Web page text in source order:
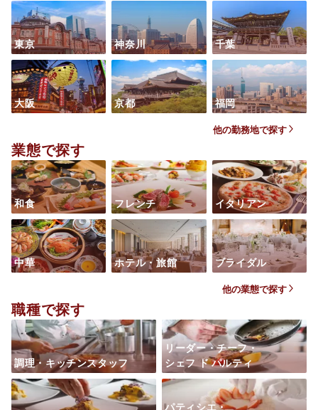
東京 神奈川 千葉
大阪 京都 福岡
他の勤務地で探す
業態で探す
和食 フレンチ イタリアン
中華 ホテル・旅館 ブライダル
他の業態で探す
職種で探す
調理・キッチンスタッフ
リーダー・チーフ・
シェフ ド パルティ
パティシエ・